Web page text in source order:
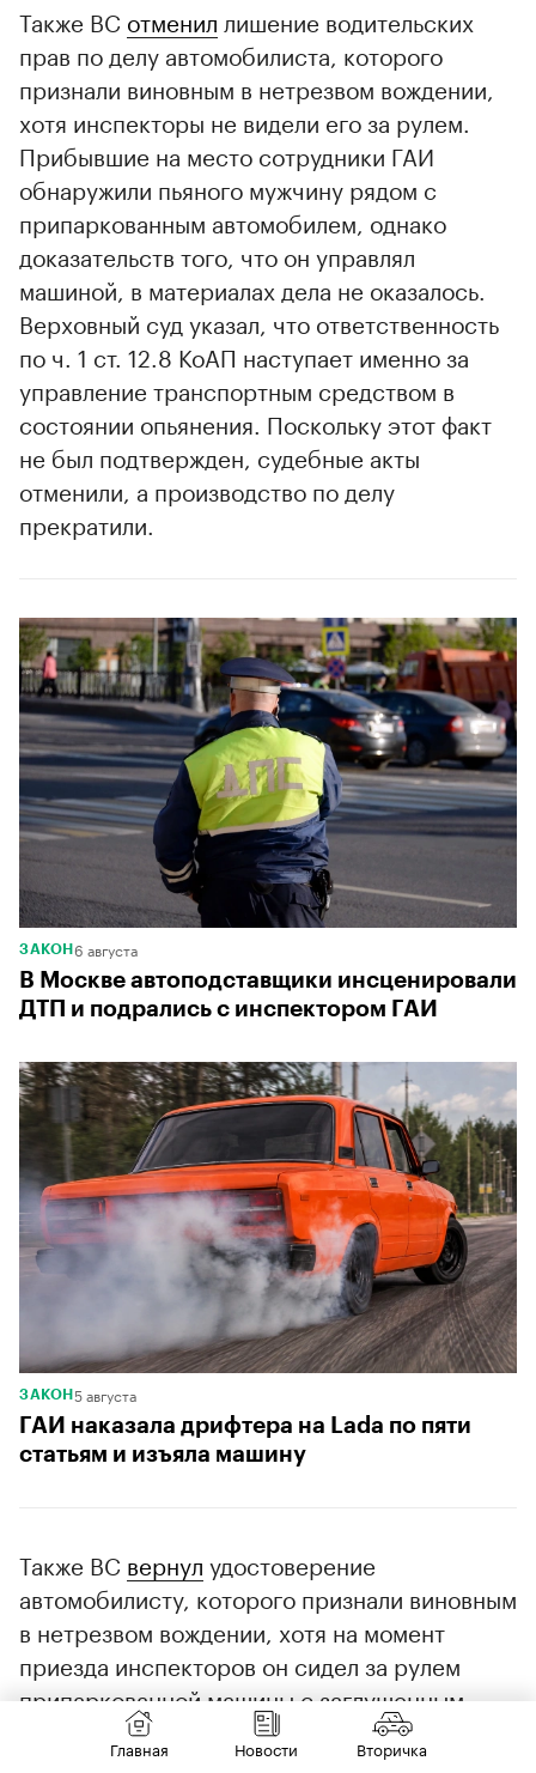
Также ВС отменил лишение водительских
прав по делу автомобилиста, которого
признали виновным в нетрезвом вождении,
хотя инспекторы не видели его за рулем.
Прибывшие на место сотрудники ГАИ
обнаружили пьяного мужчину рядом с
припаркованным автомобилем, однако
доказательств того, что он управлял
машиной, в материалах дела не оказалось.
Верховный суд указал, что ответственность
по ч. 1 ст. 12.8 КоАП наступает именно за
управление транспортным средством в
состоянии опьянения. Поскольку этот факт
не был подтвержден, судебные акты
отменили, а производство по делу
прекратили.
ЗАКОН 6 августа
В Москве автоподставщики инсценировали
ДТП и подрались с инспектором ГАИ
ЗАКОН 5 августа
ГАИ наказала дрифтера на Lada по пяти
статьям и изъяла машину
Также ВС вернул удостоверение
автомобилисту, которого признали виновным
в нетрезвом вождении, хотя на момент
приезда инспекторов он сидел за рулем
припаркованной машины с заглушенным
двигателем. Инспекторы не зафиксировали
сам факт движения автомобиля и не
Главная Новости Вторичка